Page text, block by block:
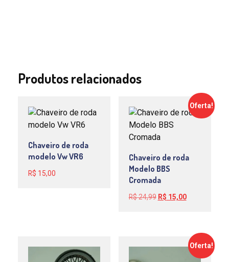
Produtos relacionados
Chaveiro de roda
modelo Vw VR6
R$ 15,00
Oferta!
Chaveiro de roda
Modelo BBS
Cromada
R$24,99 O
R$ 24,99.
R$ 15,00O
R$ 15,00.
Oferta!